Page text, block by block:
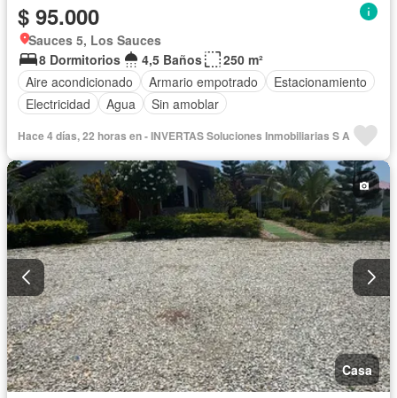
$ 95.000
Sauces 5, Los Sauces
8 Dormitorios
4,5 Baños
250 m²
Aire acondicionado
Armario empotrado
Estacionamiento
Electricidad
Agua Sin amoblar
Hace 4 días, 22 horas en - INVERTAS Soluciones Inmobiliarias S A
Casa